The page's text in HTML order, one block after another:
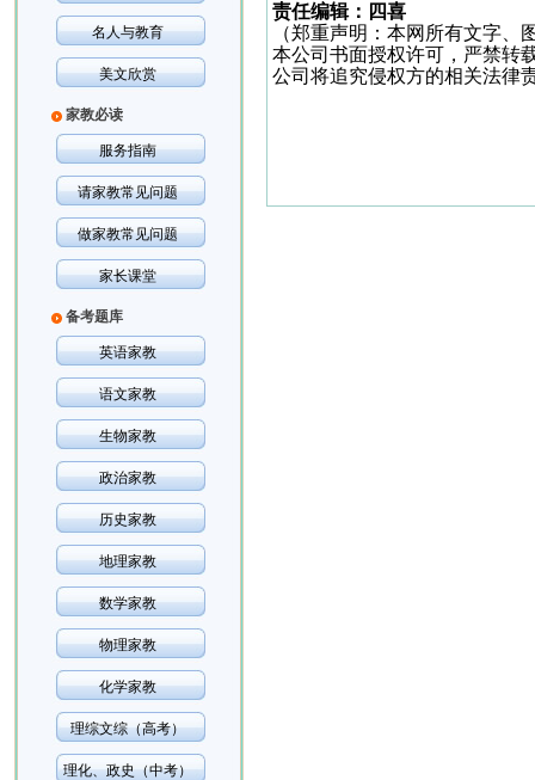
名人与教育
美文欣赏
家教必读
服务指南
请家教常见问题
做家教常见问题
家长课堂
备考题库
英语家教
语文家教
生物家教
政治家教
历史家教
地理家教
数学家教
物理家教
化学家教
理综文综（高考）
理化、政史（中考）
责任编辑：四喜
（郑重声明：本网所有文字
本公司书面授权许可，严禁转
公司将追究侵权方的相关法律